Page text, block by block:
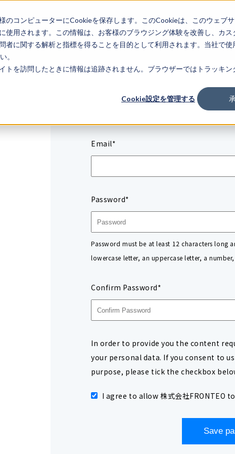
のコンピューターにCookieを保存します。このCookieは、このウェブ
使用されます。この情報は、お客様のブラウジング体験を改善し、カ
者に関する解析と指標を得ることを目的として利用されます。当社で使
。
トを訪問したときに情報は追跡されません。ブラウザーではトラッキ
Cookie設定を管理する
無料
Email*
Password*
Password must be at least 12 characters long
lowercase letter, an uppercase letter, a
Confirm Password*
In order to provide you the content
your personal data. If you consent to
purpose, please tick the checkbox
I agree to allow 株式会社FRONTEO